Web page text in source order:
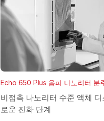
Echo 650 Plus 음파 나노리터 분
비접촉 나노리터 수준 액체
로운 진화 단계